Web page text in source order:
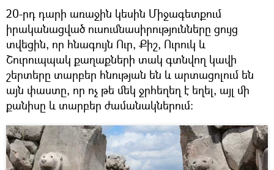
20-րդ դարի առաջին կեսին Միջագետքում
իրականացված ուսումնասիրությունները ցույց
տվեցին, որ հնագույն Ուր, Քիշ, Ուրուկ և
Շուրուպպակ քաղաքների տակ գտնվող կավի
շերտերը տարբեր հնության են և արտացոլում են
այն փաստը, որ ոչ թե մեկ ջրհեղեղ է եղել, այլ մի
քանիսը և տարբեր ժամանակներում։